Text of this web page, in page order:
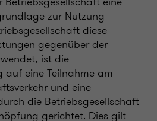
zur Nutzung
diese
gegenüber der
ist die
auf eine Teilnahme am
und eine
die Betriebsgesellschaft
gerichtet. Dies gilt